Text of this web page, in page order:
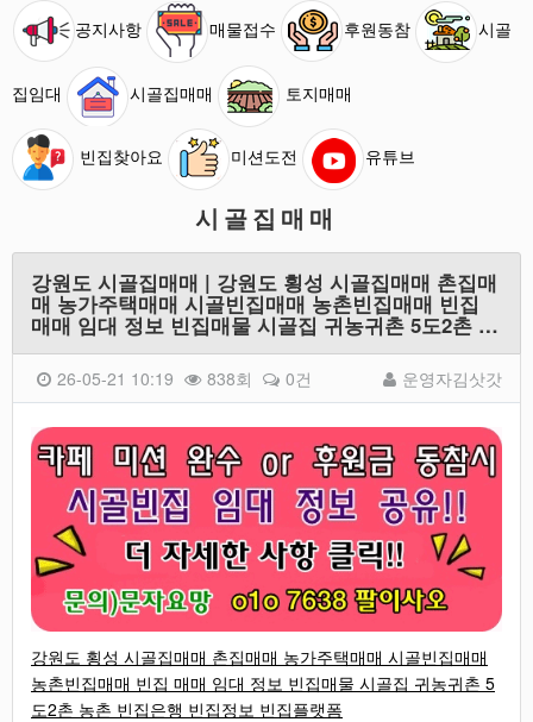
공지사항 매물접수 후원동참 시골
집임대 시골집매매 토지매매
빈집찾아요 미션도전 유튜브
시골집매매
강원도 시골집매매 | 강원도 횡성 시골집매매 촌집매
매 농가주택매매 시골빈집매매 농촌빈집매매 빈집
매매 임대 정보 빈집매물 시골집 귀농귀촌 5도2촌 …
운영자김삿갓
26-05-21 10:19 838회 0건
본문
강원도 횡성 시골집매매 촌집매매 농가주택매매 시골빈집매매
농촌빈집매매 빈집 매매 임대 정보 빈집매물 시골집 귀농귀촌 5
도2촌 농촌 빈집은행 빈집정보 빈집플랫폼